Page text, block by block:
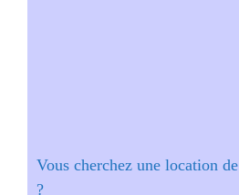
Vous cherchez une location
?